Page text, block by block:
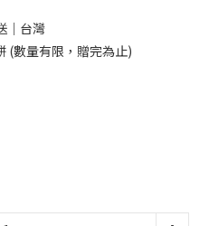
｜台灣
(數量有限，贈完為止)